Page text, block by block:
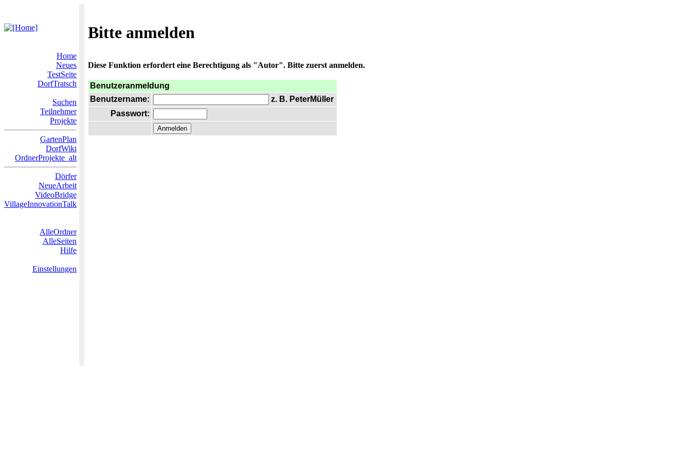
Bitte anmelden
Home
Neues
TestSeite
DorfTratsch
Suchen
Teilnehmer
Projekte
GartenPlan
DorfWiki
OrdnerProjekte_alt
Dörfer
NeueArbeit
VideoBridge
VillageInnovationTalk
AlleOrdner
AlleSeiten
Hilfe
Einstellungen
Diese Funktion erfordert eine Berechtigung als "Autor". Bitte zuerst anmelden.
Benutzeranmeldung
Benutzername:
z. B. PeterMüller
Passwort: